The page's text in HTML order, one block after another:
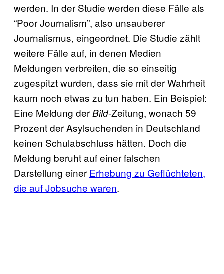
werden. In der Studie werden diese Fälle als
“Poor Journalism”, also unsauberer
Journalismus, eingeordnet. Die Studie zählt
weitere Fälle auf, in denen Medien
Meldungen verbreiten, die so einseitig
zugespitzt wurden, dass sie mit der Wahrheit
kaum noch etwas zu tun haben. Ein Beispiel:
Eine Meldung derBild-Zeitung, wonach 59
Prozent der Asylsuchenden in Deutschland
keinen Schulabschluss hätten. Doch die
Meldung beruht auf einer falschen
Darstellung einer Erhebung zu Geflüchteten,
die auf Jobsuche waren.